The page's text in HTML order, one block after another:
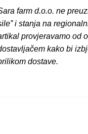
farm d.o.o. ne
i stanja na
provjeravamo od
kako bi
dostave.